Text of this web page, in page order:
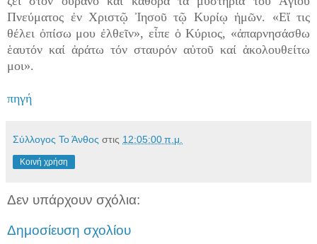
Πνεύματος ἐν Χριστῷ Ἰησοῦ τῷ Κυρίῳ ἡμῶν. «Εἴ τις
θέλει ὀπίσω μου ἐλθεῖν», εἶπε ὁ Κύριος, «ἀπαρνησάσθω
ἑαυτόν καί ἀράτω τόν σταυρόν αὐτοῦ καί ἀκολουθείτω
μοι».
πηγή
Σύλλογος Το Άνθος στις 12:05:00 π.μ.
Κοινή χρήση
Δεν υπάρχουν σχόλια:
Δημοσίευση σχολίου